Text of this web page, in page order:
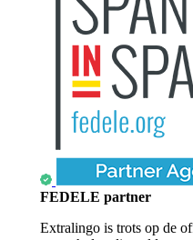
FEDELE partner
Extralingo is trots op de